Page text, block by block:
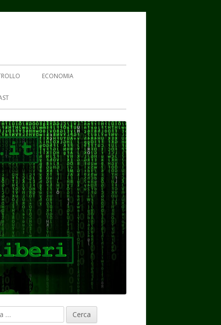
ECONOMIA